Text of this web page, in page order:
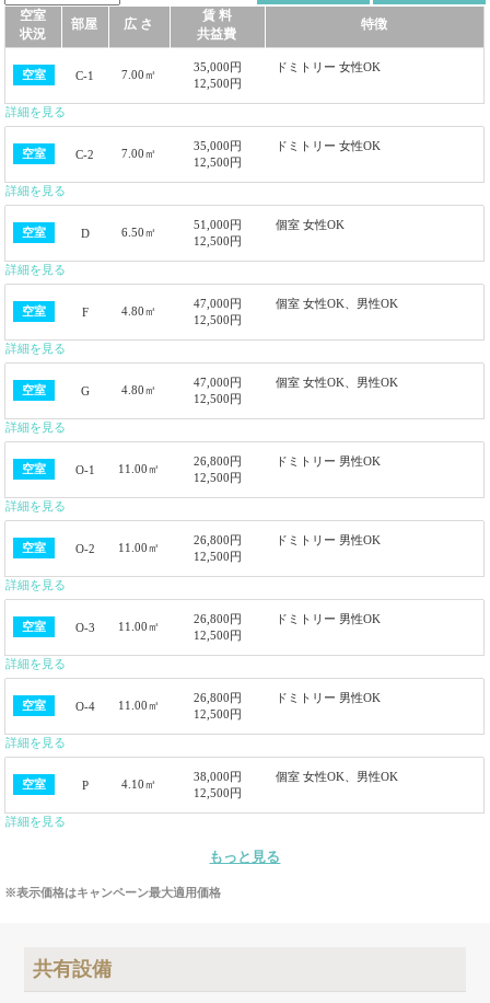
空室
状況
部屋 広 さ
賃 料
共益費
特徴
空室 C-1 7.00㎡
35,000円
12,500円
ドミトリー 女性OK
詳細を見る
空室 C-2 7.00㎡
35,000円
12,500円
ドミトリー 女性OK
詳細を見る
空室 D 6.50㎡
51,000円
12,500円
個室 女性OK
詳細を見る
空室 F 4.80㎡
47,000円
12,500円
個室 女性OK、男性OK
詳細を見る
空室 G 4.80㎡
47,000円
12,500円
個室 女性OK、男性OK
詳細を見る
空室 O-1 11.00㎡
26,800円
12,500円
ドミトリー 男性OK
詳細を見る
空室 O-2 11.00㎡
26,800円
12,500円
ドミトリー 男性OK
詳細を見る
空室 O-3 11.00㎡
26,800円
12,500円
ドミトリー 男性OK
詳細を見る
空室 O-4 11.00㎡
26,800円
12,500円
ドミトリー 男性OK
詳細を見る
空室 P 4.10㎡
38,000円
12,500円
個室 女性OK、男性OK
詳細を見る
もっと見る
※表示価格はキャンペーン最大適用価格
共有設備